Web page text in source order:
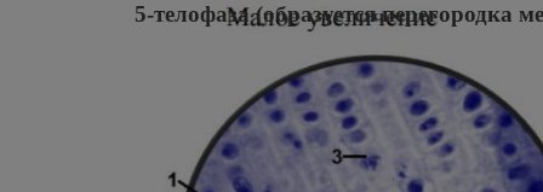
5-телофаза (образуется перегородка